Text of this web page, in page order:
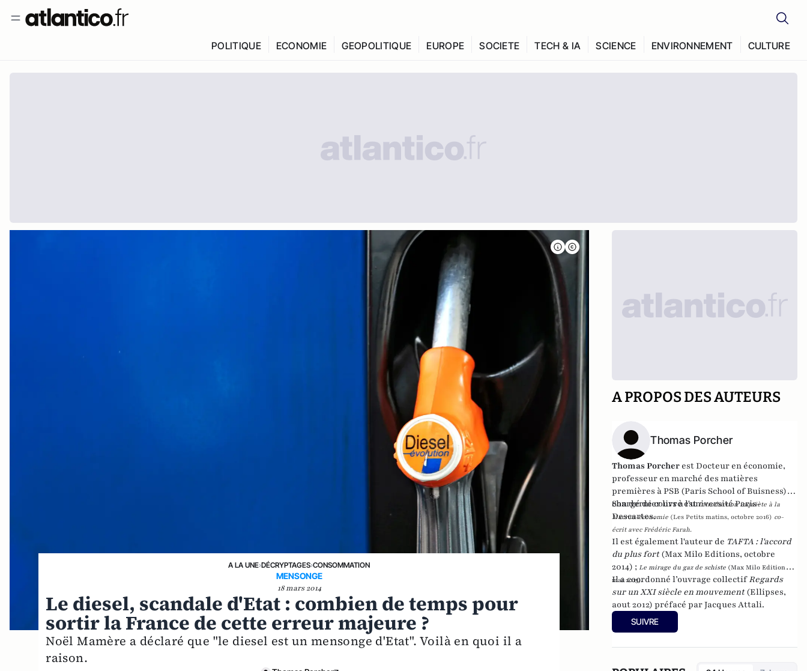
POLITIQUE ECONOMIE GEOPOLITIQUE EUROPE SOCIETE TECH & IA SCIENCE ENVIRONNEMENT CULTURE
A LA UNE›DÉCRYPTAGES›CONSOMMATION
MENSONGE
18 mars 2014
Le diesel, scandale d'Etat : combien de temps pour
sortir la France de cette erreur majeure ?
Noël Mamère a déclaré que "le diesel est un mensonge d'Etat". Voilà en quoi il a
raison.
A PROPOS DES AUTEURS
Thomas Porcher
Thomas Porcher est Docteur en économie,
professeur en marché des matières
premières à PSB (Paris School of Buisness) et
chargé de cours à l'université Paris-
Descartes.
Son dernier livre estIntroduction inquiète à la
Macron-économie (Les Petits matins, octobre 2016) co-
écrit avec Frédéric Farah.
Il est également l'auteur de TAFTA : l'accord
du plus fort(Max Milo Editions, octobre
2014) ;Le mirage du gaz de schiste (Max Milo Editions,
mai 2013).
Il a coordonné l’ouvrage collectifRegards
sur un XXI siècle en mouvement(Ellipses,
aout 2012) préfacé par Jacques Attali.
SUIVRE